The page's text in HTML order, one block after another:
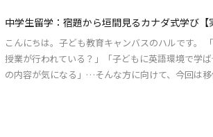
中学生留学：宿題から垣間見るカナダ式学び【
こんにちは。子ども教育キャンバスのハルです。
授業が行われている？」「子どもに英語環境で学
の内容が気になる」…そんな方に向けて、今回は移